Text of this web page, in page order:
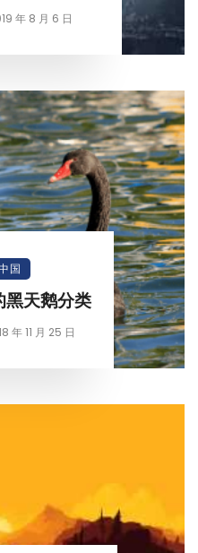
年 8 月 6 日
国
天鹅分类
年 11 月 25 日